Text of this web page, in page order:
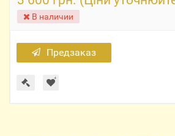
В наличии
Предзаказ